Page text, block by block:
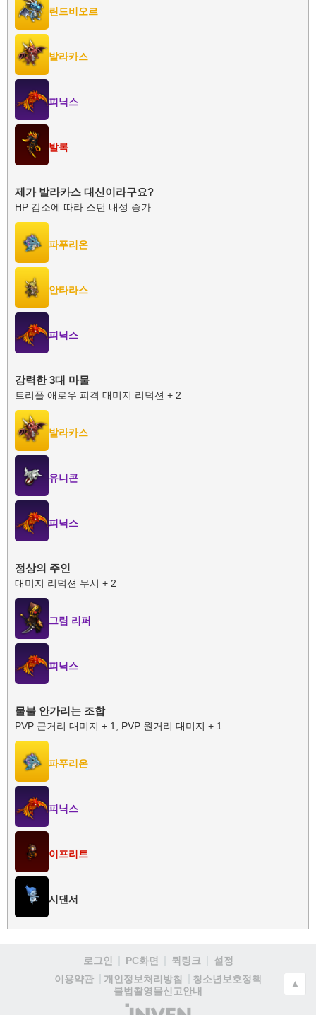
린드비오르
발라카스
피닉스
발록
제가 발라카스 대신이라구요?
HP 감소에 따라 스턴 내성 증가
파푸리온
안타라스
피닉스
강력한 3대 마물
트리플 애로우 피격 대미지 리덕션 + 2
발라카스
유니콘
피닉스
정상의 주인
대미지 리덕션 무시 + 2
그림 리퍼
피닉스
물불 안가리는 조합
PVP 근거리 대미지 + 1, PVP 원거리 대미지 + 1
파푸리온
피닉스
이프리트
시댄서
로그인 PC화면 퀵링크
설정
이용약관
개인정보처리방침
청소년보호정책
불법촬영물신고안내
(주)
▲